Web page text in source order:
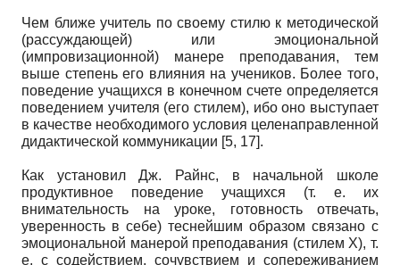
Чем ближе учитель по своему стилю к методической
(рассуждающей) или эмоциональной
(импровизационной) манере преподавания, тем
выше степень его влияния на учеников. Более того,
поведение учащихся в конечном счете определяется
поведением учителя (его стилем), ибо оно выступает
в качестве необходимого условия целенаправленной
дидактической коммуникации [5, 17].
Как установил Дж. Райнс, в начальной школе
продуктивное поведение учащихся (т. е. их
внимательность на уроке, готовность отвечать,
уверенность в себе) теснейшим образом связано с
эмоциональной манерой преподавания (стилем X), т.
е. с содействием, сочувствием и сопереживанием